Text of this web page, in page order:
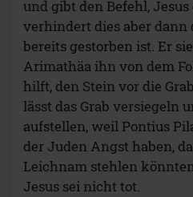
und gibt den Befehl,
verhindert dies aber dann
bereits gestorben ist. Er
Arimathäa ihn von dem
hilft, den Stein vor die
lässt das Grab versiegeln
aufstellen, weil Pontius
der Juden Angst haben,
Leichnam stehlen
Jesus sei nicht tot.